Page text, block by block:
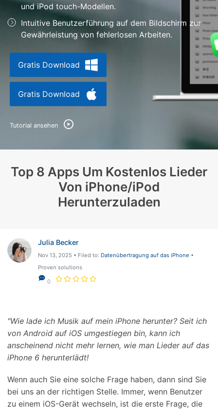
Suchen
und iPod touch-Modellen.
Intuitive Benutzerführung auf dem Bildschirm zur
Gewährleistung von fehlerlosen Arbeiten.
Gratis Download
Gratis Download
Tutorial ansehen
Top 8 Apps Um Kostenlos Lieder
Von iPhone/iPod
Herunterzuladen
Julia Becker
Nov 13, 2025 • Filed to: Datenübertragung auf das iPhone •
Proven solutions
0
"Wie lade ich Musik auf mein iPhone herunter? Seit ich
von Android auf iOS umgestiegen bin, kann ich
anscheinend nicht mehr lernen, wie man Lieder auf das
iPhone 6 herunterlädt!
Wenn auch Sie eine solche Frage haben, dann sind Sie
bei uns an der richtigen Stelle. Immer, wenn Benutzer
zu einem iOS-Gerät wechseln, ist die erste Frage, die